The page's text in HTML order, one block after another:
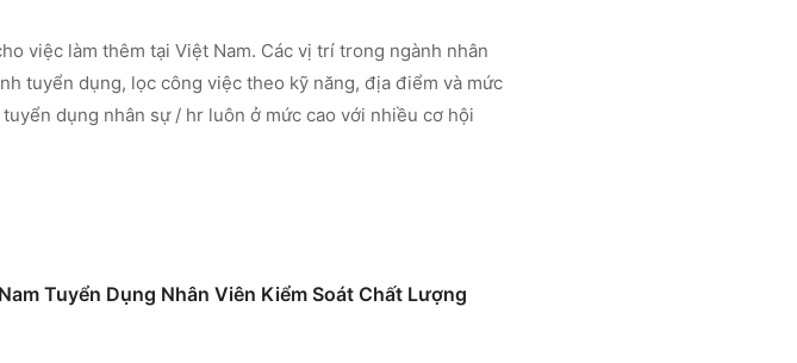
việc làm thêm tại Việt Nam. Các vị trí trong ngành nhân
tuyển dụng, lọc công việc theo kỹ năng, địa điểm và mức
tuyển dụng nhân sự / hr luôn ở mức cao với nhiều cơ hội
Tuyển Dụng Nhân Viên Kiểm Soát Chất Lượng